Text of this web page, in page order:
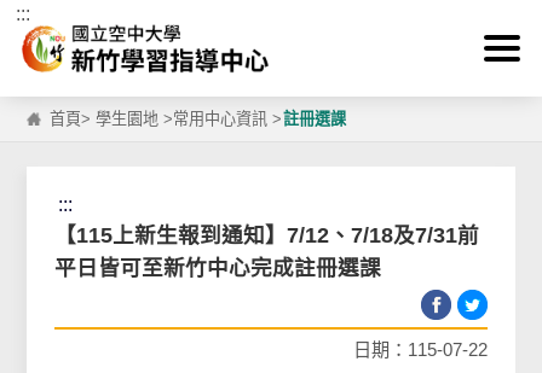
跳到主要內容區塊
:::
首頁>學生園地 >常用中心資訊 >註冊選課
:::
【115上新生報到通知】7/12、7/18及7/31前
平日皆可至新竹中心完成註冊選課
日期：115-07-22